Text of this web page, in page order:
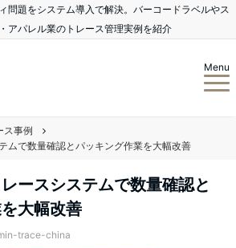
問題をシステム導入で解決。バーコードラベルやス
アパレル業のトレース管理実例を紹介
Menu
ス事例
ムで数量確認とパッキング作業を大幅改善
ースシステムで数量確認と
大幅改善
trace-china